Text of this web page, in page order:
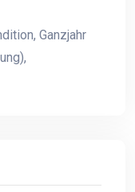
Ganzjahr